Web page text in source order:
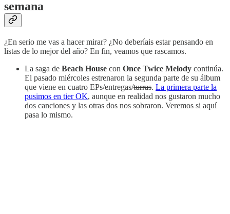
semana
¿En serio me vas a hacer mirar? ¿No deberíais estar pensando en
listas de lo mejor del año? En fin, veamos que rascamos.
La saga de Beach House con Once Twice Melody continúa.
El pasado miércoles estrenaron la segunda parte de su álbum
que viene en cuatro EPs/entregas/turras. La primera parte la
pusimos en tier OK, aunque en realidad nos gustaron mucho
dos canciones y las otras dos nos sobraron. Veremos si aquí
pasa lo mismo.